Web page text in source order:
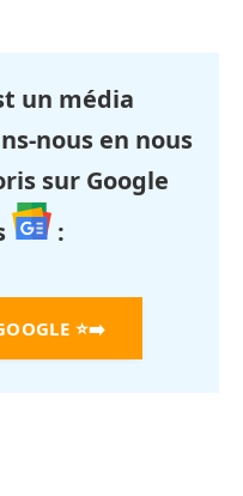
un média
nous en nous
sur Google
:
⭐➡️